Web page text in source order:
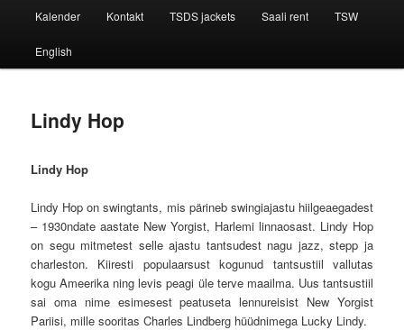
Kalender Kontakt TSDS jackets Saali rent TSW
English
Lindy Hop
Lindy Hop
Lindy Hop on swingtants, mis pärineb swingiajastu hiilgeaegadest
– 1930ndate aastate New Yorgist, Harlemi linnaosast. Lindy Hop
on segu mitmetest selle ajastu tantsudest nagu jazz, stepp ja
charleston. Kiiresti populaarsust kogunud tantsustiil vallutas
kogu Ameerika ning levis peagi üle terve maailma. Uus tantsustiil
sai oma nime esimesest peatuseta lennureisist New Yorgist
Pariisi, mille sooritas Charles Lindberg hüüdnimega Lucky Lindy.